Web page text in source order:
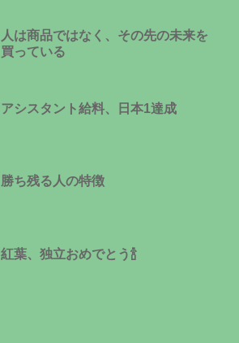
人は商品ではなく、その先の未来を
買っている
アシスタント給料、日本1達成
勝ち残る人の特徴
紅葉、独立おめでとう🍾